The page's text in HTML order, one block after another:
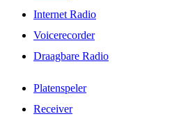
Internet Radio
Voicerecorder
Draagbare Radio
Platenspeler
Receiver